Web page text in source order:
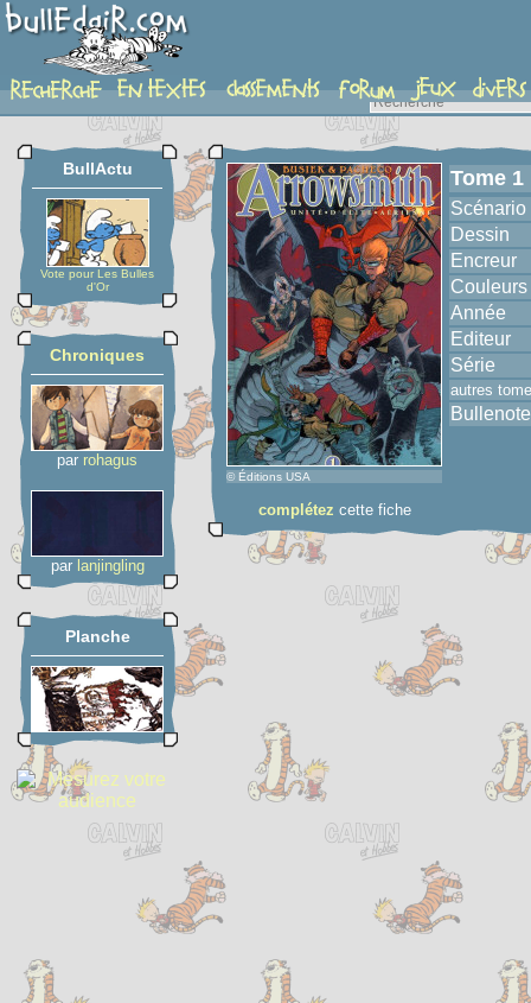
album
BullActu
Vote pour Les Bulles
d'Or
Chroniques
par rohagus
par lanjingling
Planche
© Éditions USA
complétez cette fiche
Tome 1
Scénario
Dessin
Encreur
Couleurs
Année
Editeur
Série
autres
Bullenote